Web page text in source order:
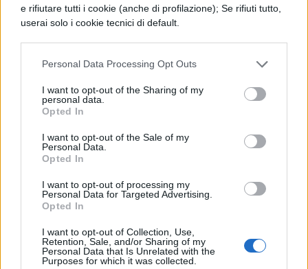
e rifiutare tutti i cookie (anche di profilazione); Se rifiuti tutto,
userai solo i cookie tecnici di default.
Personal Data Processing Opt Outs
I want to opt-out of the Sharing of my
personal data.
Opted In
I want to opt-out of the Sale of my
Personal Data.
Opted In
I want to opt-out of processing my
Personal Data for Targeted Advertising.
Opted In
I want to opt-out of Collection, Use,
Retention, Sale, and/or Sharing of my
Personal Data that Is Unrelated with the
Purposes for which it was collected.
Resistenzae invitiamo la Prefettura e tutte le
questo accaduto estremamente grave in un
Mauro Giannini: le ultime
polemiche
protagonista di una altra ulteriore
figlio omosessuale. Non è che se ho un
figlio omosessuale lo posso ammazzare